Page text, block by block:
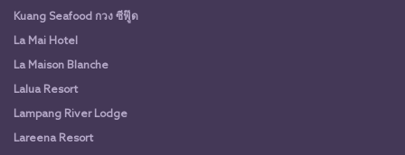
Kuang Seafood กวง ซีฟู๊ด
La Mai Hotel
La Maison Blanche
Lalua Resort
Lampang River Lodge
Lareena Resort